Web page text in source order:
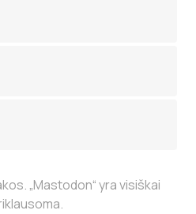
„Mastodon“ yra visiškai